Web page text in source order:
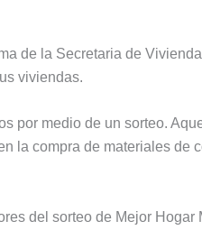
de la Secretaria de
viviendas.
por medio de un sorteo.
la compra de materiales de
del sorteo de Mejor